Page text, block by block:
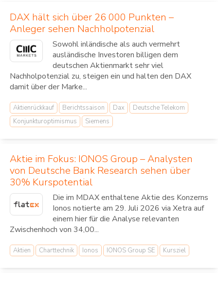
DAX hält sich über 26 000 Punkten –
Anleger sehen Nachholpotenzial
Sowohl inländische als auch vermehrt
ausländische Investoren billigen dem
deutschen Aktienmarkt sehr viel
Nachholpotenzial zu, steigen ein und halten den DAX
damit über der Marke...
Aktienrückkauf Berichtssaison Dax
Deutsche Telekom
Konjunkturoptimismus
Siemens
Aktie im Fokus: IONOS Group – Analysten
von Deutsche Bank Research sehen über
30% Kurspotential
Die im MDAX enthaltene Aktie des Konzerns
Ionos notierte am 29. Juli 2026 via Xetra auf
einem hier für die Analyse relevanten
Zwischenhoch von 34,00...
Aktien Charttechnik Ionos IONOS Group SE Kursziel